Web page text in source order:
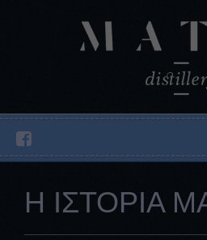
Η IΣΤΟΡΙΑ